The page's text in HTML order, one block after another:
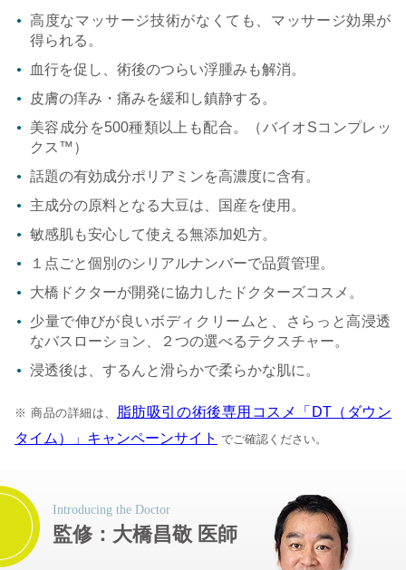
高度なマッサージ技術がなくても、マッサージ効果が
得られる。
血行を促し、術後のつらい浮腫みも解消。
皮膚の痒み・痛みを緩和し鎮静する。
美容成分を500種類以上も配合。（バイオSコンプレッ
クス™️）
話題の有効成分ポリアミンを高濃度に含有。
主成分の原料となる大豆は、国産を使用。
敏感肌も安心して使える無添加処方。
１点ごと個別のシリアルナンバーで品質管理。
大橋ドクターが開発に協力したドクターズコスメ。
少量で伸びが良いボディクリームと、さらっと高浸透
なバスローション、２つの選べるテクスチャー。
浸透後は、するんと滑らかで柔らかな肌に。
※ 商品の詳細は、
脂肪吸引の術後専用コスメ「DT（ダウン
タイム）」キャンペーンサイト でご確認ください。
監修：大橋昌敬 医師